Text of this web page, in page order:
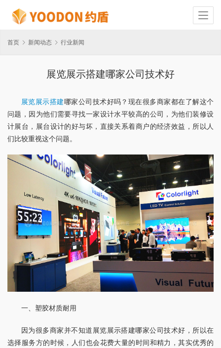
首页 新闻动态 行业新闻
展览展示搭建哪家公司技术好
展览展示搭建哪家公司技术好吗？现在很多商家都在了解这个
问题，因为他们需要寻找一家设计水平较高的公司，为他们装修设
计展台，展台设计的好与坏，直接关系着商户的经济效益，所以人
们比较重视这个问题。
一、塑胶材质耐用
因为很多商家并不知道展览展示搭建哪家公司技术好，所以在
选择服务方的时候，人们也会花费大量的时间和精力，其实优秀的